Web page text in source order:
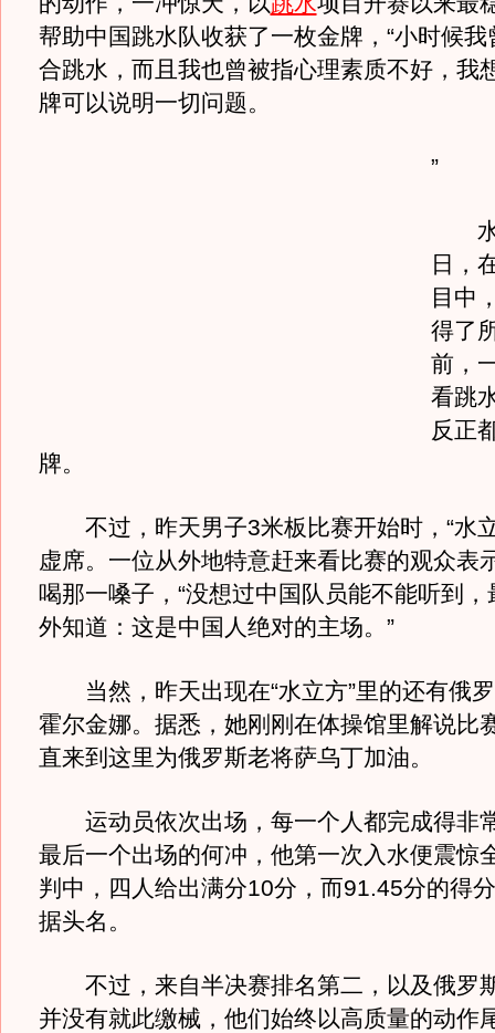
帮助中国跳水队收获了一枚金牌，“小时候
合跳水，而且我也曾被指心理素质不好，我
牌可以说明一切问题。
”
水
日，
目中
得了
前，
看跳
反正
牌。
不过，昨天男子3米板比赛开始时，“水
虚席。一位从外地特意赶来看比赛的观众表
喝那一嗓子，“没想过中国队员能不能听到
外知道：这是中国人绝对的主场。”
当然，昨天出现在“水立方”里的还有俄
霍尔金娜。据悉，她刚刚在体操馆里解说比
直来到这里为俄罗斯老将萨乌丁加油。
运动员依次出场，每一个人都完成得非
最后一个出场的何冲，他第一次入水便震惊
判中，四人给出满分10分，而91.45分的得
据头名。
不过，来自半决赛排名第二，以及俄罗
并没有就此缴械，他们始终以高质量的动作